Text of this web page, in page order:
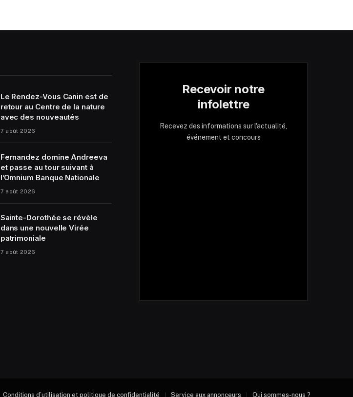
Le Rendez-Vous Canin est de
retour au Centre de la nature
avec des nouveautés
7 août 2026
Fernandez domine Andreeva
et passe au tour suivant à
l’Omnium Banque Nationale
7 août 2026
Sainte-Dorothée se révèle
dans une nouvelle Virée
patrimoniale
7 août 2026
Recevoir notre
infolettre
Recevez des informations sur l'actualité,
événement et concours
Conditions d’utilisation et politique de confidentialité Service aux annonceurs Qui sommes-nous ?